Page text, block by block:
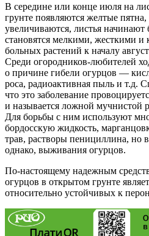
В середине или конце июля на
грунте появляются желтые
увеличиваются, листья начинают
становятся мелкими, жесткими и
больных растений к началу
Среди огородников-любителей
о причине гибели огурцов —
роса, радиоактивная пыль и т.д.
что это заболевание
и называется ложной мучнистой
Для борьбы с ним используют
бордосскую жидкость,
трав, растворы пенициллина, но
однако, выживания огурцов.
По-настоящему надежным
огурцов в открытом грунте
относительно устойчивых к